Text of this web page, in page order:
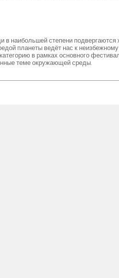
наибольшей степени подвергаются
планеты ведёт нас к неизбежному
в рамках основного
теме окружающей среды.